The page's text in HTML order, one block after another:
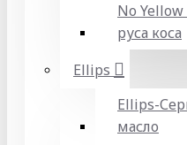
No
руса коса
Ellips
Ellips-
масло